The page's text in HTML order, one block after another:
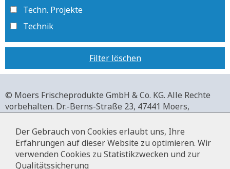
Techn. Projekte
Technik
Filter löschen
© Moers Frischeprodukte GmbH & Co. KG. Alle Rechte
vorbehalten. Dr.-Berns-Straße 23, 47441 Moers,
+49 2841 911-0,www.moers-frischeprodukte.de
Der Gebrauch von Cookies erlaubt uns, Ihre
Erfahrungen auf dieser Website zu optimieren. Wir
verwenden Cookies zu Statistikzwecken und zur
Qualitätssicherung